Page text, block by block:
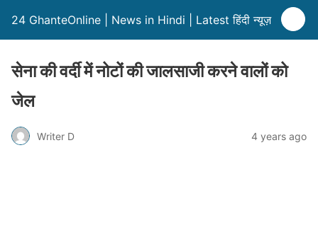
24 GhanteOnline | News in Hindi | Latest हिंदी न्यूज़
सेना की वर्दी में नोटों की जालसाजी करने वालों को
जेल
Writer D 4 years ago